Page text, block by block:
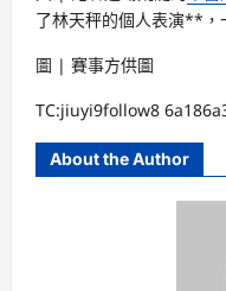
了林天秤的個人表演**，
圖 | 賽事方供圖
TC:jiuyi9follow8
About the Author